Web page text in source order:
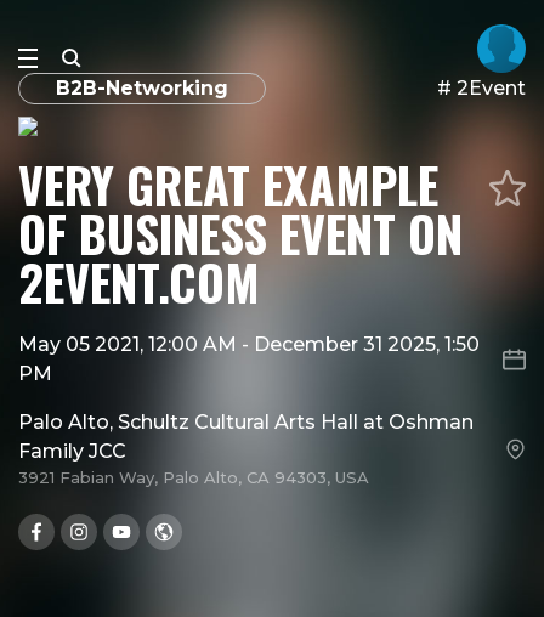
B2B-Networking # 2Event
VERY GREAT EXAMPLE
OF BUSINESS EVENT ON
2EVENT.COM
May 05 2021, 12:00 AM - December 31 2025, 1:50
PM
Palo Alto, Schultz Cultural Arts Hall at Oshman
Family JCC
3921 Fabian Way, Palo Alto, CA 94303, USA